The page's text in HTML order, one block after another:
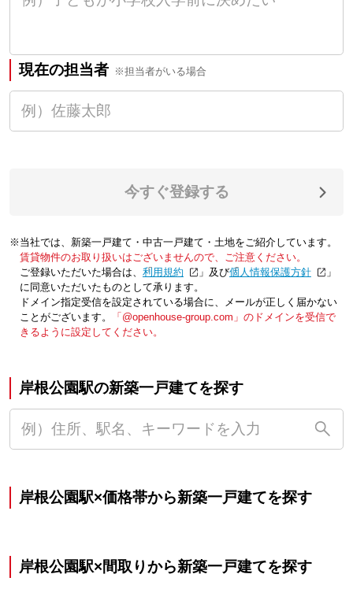
現在の担当者 ※担当者がいる場合
今すぐ登録する
※当社では、新築一戸建て・中古一戸建て・土地をご紹介しています。
賃貸物件のお取り扱いはございませんので、ご注意ください。
ご登録いただいた場合は、「利用規約 」及び「個人情報保護方針
」
に同意いただいたものとして承ります。
ドメイン指定受信を設定されている場合に、メールが正しく届かない
ことがございます。
「@openhouse-group.com」のドメインを受信で
きるように設定してください。
岸根公園駅の新築一戸建てを探す
岸根公園駅×価格帯から新築一戸建てを探す
岸根公園駅×間取りから新築一戸建てを探す